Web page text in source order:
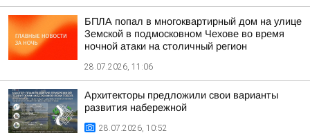
БПЛА попал в многоквартирный дом на улице
Земской в подмосковном Чехове во время
ночной атаки на столичный регион
28.07.2026, 11:06
Архитекторы предложили свои варианты
развития набережной
28.07.2026, 10:52